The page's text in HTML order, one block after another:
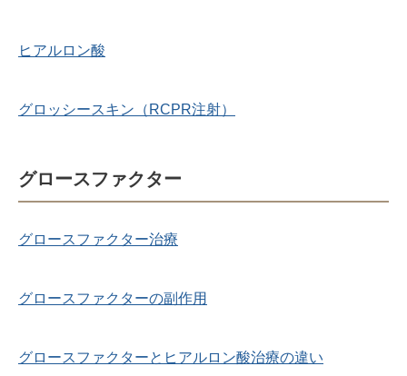
ヒアルロン酸
グロッシースキン（RCPR注射）
グロースファクター
グロースファクター治療
グロースファクターの副作用
グロースファクターとヒアルロン酸治療の違い